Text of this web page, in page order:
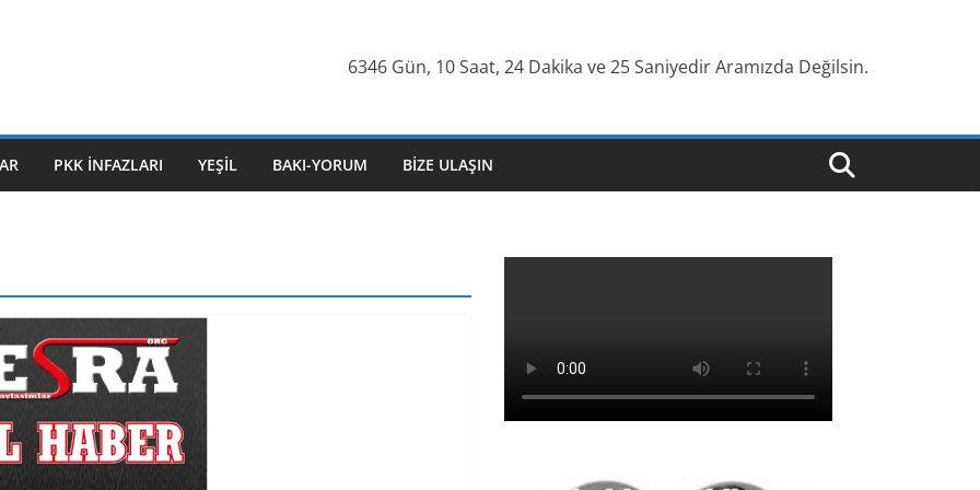
6346 Gün, 10 Saat, 24 Dakika ve 26 Saniyedir Aramızda Değilsin.
PKK İNFAZLARI YEŞIL BAKI-YORUM BIZE ULAŞIN